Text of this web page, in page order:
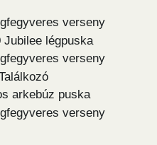
verseny
Jubilee légpuska
verseny
arkebúz puska
verseny